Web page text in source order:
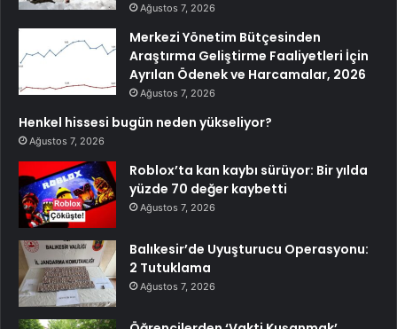
Ağustos 7, 2026
Merkezi Yönetim Bütçesinden
Araştırma Geliştirme Faaliyetleri İçin
Ayrılan Ödenek ve Harcamalar, 2026
Ağustos 7, 2026
Henkel hissesi bugün neden yükseliyor?
Ağustos 7, 2026
Roblox’ta kan kaybı sürüyor: Bir yılda
yüzde 70 değer kaybetti
Ağustos 7, 2026
Balıkesir’de Uyuşturucu Operasyonu:
2 Tutuklama
Ağustos 7, 2026